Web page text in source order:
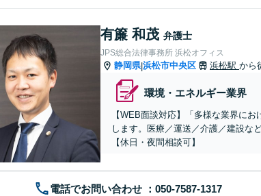
有簾 和茂 弁護士
JPS総合法律事務所 浜松オフィス
静岡県|浜松市中央区 浜松駅 から
環境・エネルギー業界
【WEB面談対応】「多様な業界に
します。医療／運送／介護／建設な
【休日・夜間相談可】
電話でお問い合わせ